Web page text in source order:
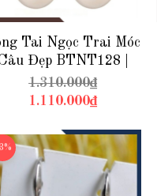
Tai Ngọc Trai Móc
Đẹp BTNT128 |
Ngọc Trai Thật
1.310.000₫
1.110.000₫